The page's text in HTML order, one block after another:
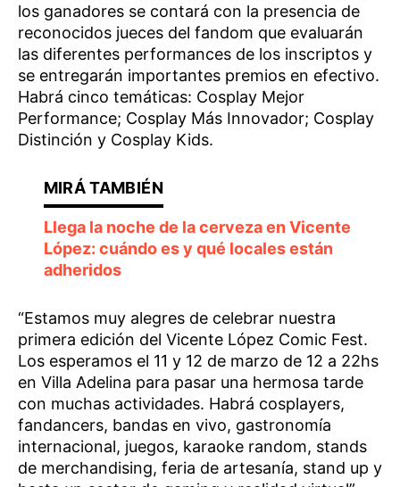
los ganadores se contará con la presencia de
reconocidos jueces del fandom que evaluarán
las diferentes performances de los inscriptos y
se entregarán importantes premios en efectivo.
Habrá cinco temáticas: Cosplay Mejor
Performance; Cosplay Más Innovador; Cosplay
Distinción y Cosplay Kids.
Llega la noche de la cerveza en Vicente
López: cuándo es y qué locales están
adheridos
“Estamos muy alegres de celebrar nuestra
primera edición del Vicente López Comic Fest.
Los esperamos el 11 y 12 de marzo de 12 a 22hs
en Villa Adelina para pasar una hermosa tarde
con muchas actividades. Habrá cosplayers,
fandancers, bandas en vivo, gastronomía
internacional, juegos, karaoke random, stands
de merchandising, feria de artesanía, stand up y